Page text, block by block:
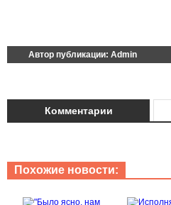
Автор публикации: Admin
Комментарии
Похожие новости: